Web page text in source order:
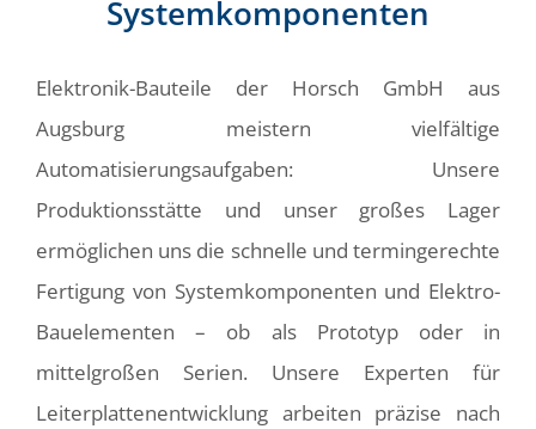
Systemkomponenten
Elektronik-Bauteile der Horsch GmbH aus
Augsburg meistern vielfältige
Automatisierungsaufgaben: Unsere
Produktionsstätte und unser großes Lager
ermöglichen uns die schnelle und termingerechte
Fertigung von Systemkomponenten und Elektro-
Bauelementen – ob als Prototyp oder in
mittelgroßen Serien. Unsere Experten für
Leiterplattenentwicklung arbeiten präzise nach